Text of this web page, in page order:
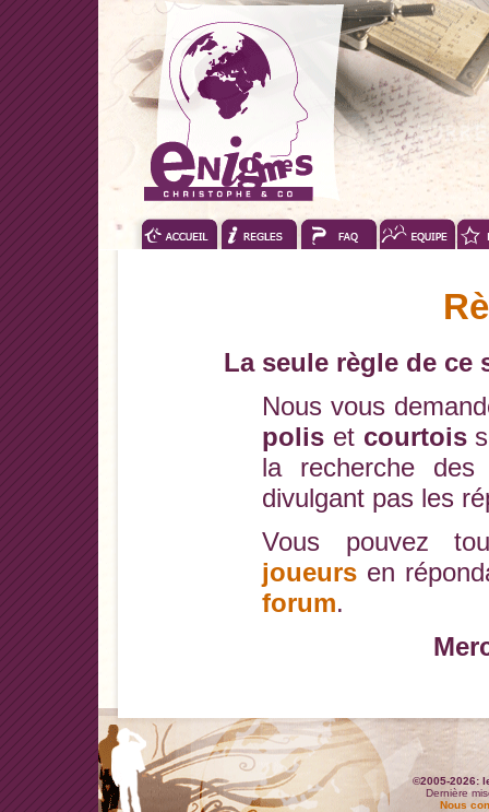
La seule règle de ce
Nous vous
polis et courtois
la recherche
divulgant pas les
Vous pouvez
joueurs en
forum.
©2005-2026:
Dernière
Nous